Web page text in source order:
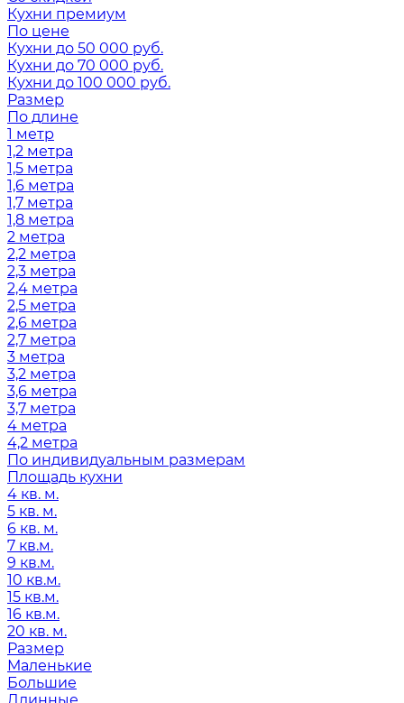
Кухни премиум
По цене
Кухни до 50 000 руб.
Кухни до 70 000 руб.
Кухни до 100 000 руб.
Размер
По длине
1 метр
1,2 метра
1,5 метра
1,6 метра
1,7 метра
1,8 метра
2 метра
2,2 метра
2,3 метра
2,4 метра
2,5 метра
2,6 метра
2,7 метра
3 метра
3,2 метра
3,6 метра
3,7 метра
4 метра
4,2 метра
По индивидуальным размерам
Площадь кухни
4 кв. м.
5 кв. м.
6 кв. м.
7 кв.м.
9 кв.м.
10 кв.м.
15 кв.м.
16 кв.м.
20 кв. м.
Размер
Маленькие
Большие